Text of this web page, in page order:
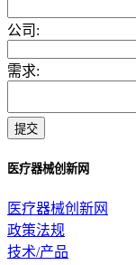
公司:
需求:
提交
医疗器械创新网
医疗器械创新网
政策法规
技术/产品